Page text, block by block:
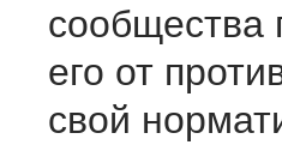
сообщества
его от
свой